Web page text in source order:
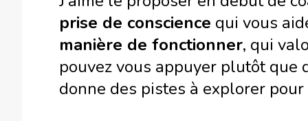
prise de conscience qui vous
manière de fonctionner, qui
pouvez vous appuyer plutôt que
donne des pistes à explorer